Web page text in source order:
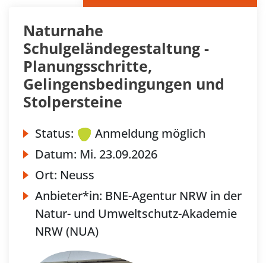
Naturnahe
Schulgeländegestaltung -
Planungsschritte,
Gelingensbedingungen und
Stolpersteine
Status:
Anmeldung möglich
Datum: Mi. 23.09.2026
Ort: Neuss
Anbieter*in: BNE-Agentur NRW in der
Natur- und Umweltschutz-Akademie
NRW (NUA)